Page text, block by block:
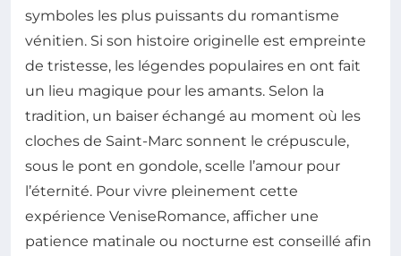
symboles les plus puissants du romantisme
vénitien. Si son histoire originelle est empreinte
de tristesse, les légendes populaires en ont fait
un lieu magique pour les amants. Selon la
tradition, un baiser échangé au moment où les
cloches de Saint-Marc sonnent le crépuscule,
sous le pont en gondole, scelle l’amour pour
l’éternité. Pour vivre pleinement cette
expérience VeniseRomance, afficher une
patience matinale ou nocturne est conseillé afin